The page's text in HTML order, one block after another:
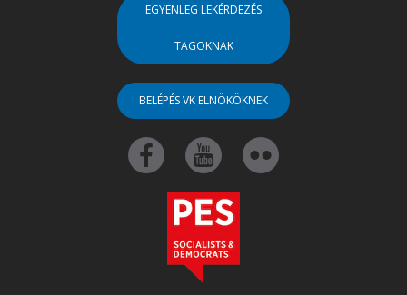
EGYENLEG LEKÉRDEZÉS
TAGOKNAK
BELÉPÉS VK ELNÖKÖKNEK